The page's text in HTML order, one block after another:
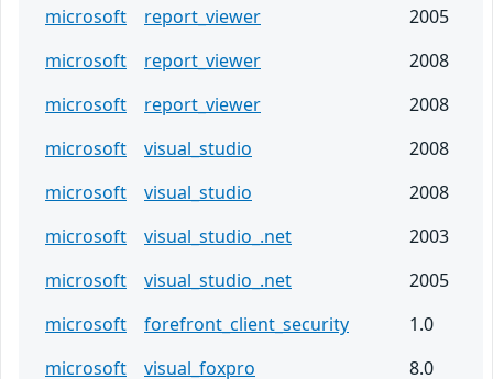
microsoft
report_viewer
2005
microsoft
report_viewer
2008
microsoft
report_viewer
2008
microsoft
visual_studio
2008
microsoft
visual_studio
2008
microsoft
visual_studio_.net
2003
microsoft
visual_studio_.net
2005
microsoft
forefront_client_security
1.0
microsoft
visual_foxpro
8.0